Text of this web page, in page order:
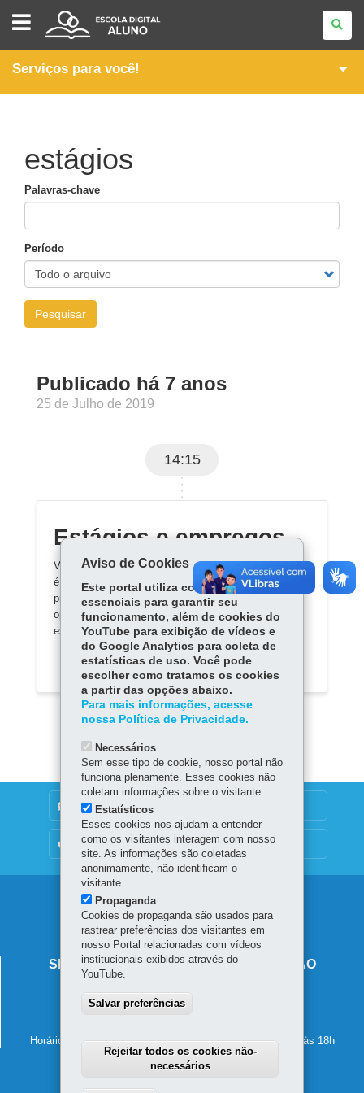
ESCOLA
DIGITAL
-
ALUNO
Serviços para você!
estágios
Palavras-chave
Período
Pesquisar
Publicado há 7 anos
25 de Julho de 2019
14:15
Estágios e empregos
Você está procurando estágio ou emprego? O estágio
é umas das fases mais importantes para a sua
preparação profissional. Ele pode se tornar sua a
oportunidade de primeiro emprego ou te confirmar se
essa é mesmo a carreira que você deseja seguir.
DENUNCIE CORRUPÇÃO
OUVIDORIA
Navegação
principal
SECRETARIA DE ESTADO DA EDUCAÇÃO
80610-011-Curitiba
Horário de atendimento: de segunda a sexta-feira, das 8h às 18h
Aviso de Cookies
Este portal utiliza cookies
essenciais para garantir seu
funcionamento, além de cookies do
YouTube para exibição de vídeos e
do Google Analytics para coleta de
estatísticas de uso. Você pode
escolher como tratamos os cookies
a partir das opções abaixo.
Para mais informações, acesse
nossa Política de Privacidade.
Necessários
Sem esse tipo de cookie, nosso portal não
funciona plenamente. Esses cookies não
coletam informações sobre o visitante.
Estatísticos
Esses cookies nos ajudam a entender
como os visitantes interagem com nosso
site. As informações são coletadas
anonimamente, não identificam o
visitante.
Propaganda
Cookies de propaganda são usados para
rastrear preferências dos visitantes em
nosso Portal relacionadas com vídeos
institucionais exibidos através do
YouTube.
Salvar preferências
Rejeitar todos os cookies não-
necessários